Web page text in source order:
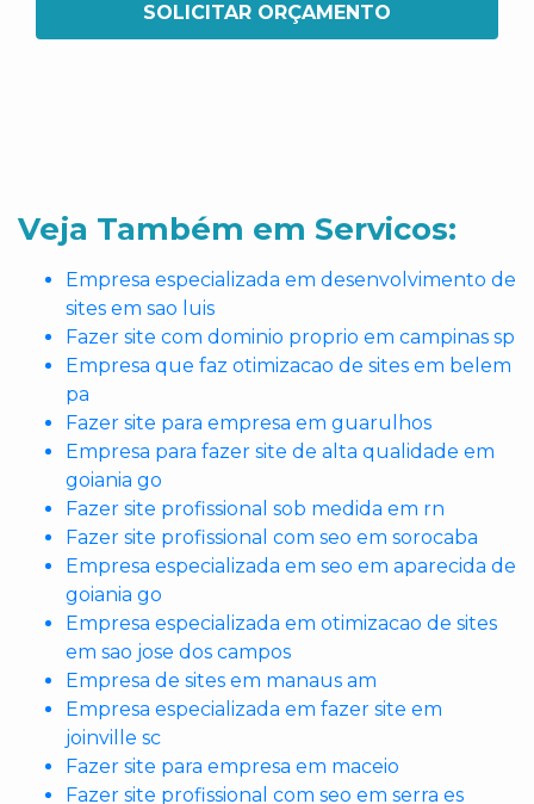
SOLICITAR ORÇAMENTO
Veja Também em Servicos:
Empresa especializada em desenvolvimento de
sites em sao luis
Fazer site com dominio proprio em campinas sp
Empresa que faz otimizacao de sites em belem
pa
Fazer site para empresa em guarulhos
Empresa para fazer site de alta qualidade em
goiania go
Fazer site profissional sob medida em rn
Fazer site profissional com seo em sorocaba
Empresa especializada em seo em aparecida de
goiania go
Empresa especializada em otimizacao de sites
em sao jose dos campos
Empresa de sites em manaus am
Empresa especializada em fazer site em
joinville sc
Fazer site para empresa em maceio
Fazer site profissional com seo em serra es